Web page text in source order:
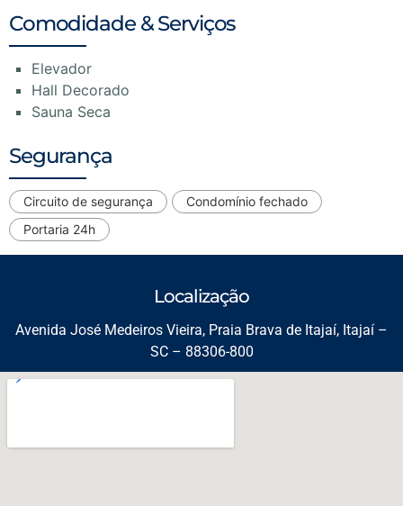
Comodidade & Serviços
Elevador
Hall Decorado
Sauna Seca
Segurança
Circuito de segurança
Condomínio fechado
Portaria 24h
Localização
Avenida José Medeiros Vieira, Praia Brava de Itajaí, Itajaí –
SC – 88306-800